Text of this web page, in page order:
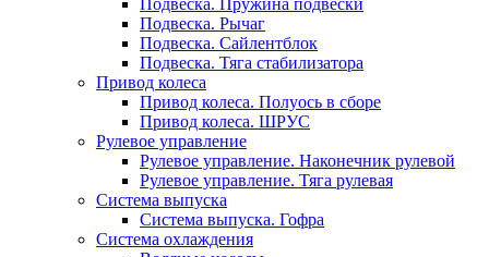
Подвеска. Пружина подвески
Подвеска. Рычаг
Подвеска. Сайлентблок
Подвеска. Тяга стабилизатора
Привод колеса
Привод колеса. Полуось в сборе
Привод колеса. ШРУС
Рулевое управление
Рулевое управление. Наконечник рулевой
Рулевое управление. Тяга рулевая
Система выпуска
Система выпуска. Гофра
Система охлаждения